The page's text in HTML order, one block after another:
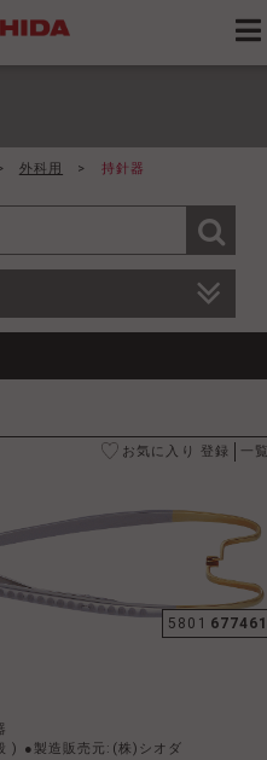
外科用 > 持針器
お気に入り 登録 一
5801
) ●製造販売元:(株)シオダ